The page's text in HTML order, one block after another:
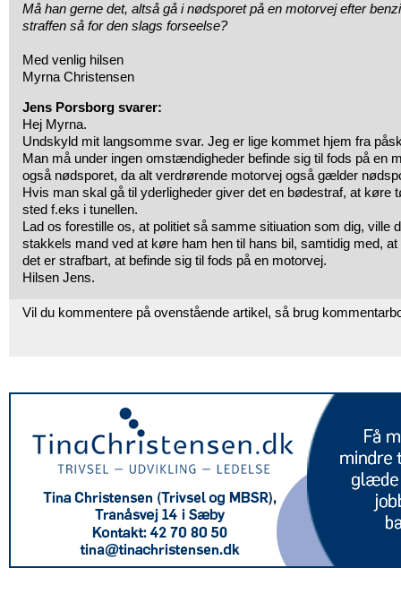
Må han gerne det, altså gå i nødsporet på en motorvej efter
straffen så for den slags forseelse?
Med venlig hilsen
Myrna Christensen
Jens Porsborg svarer:
Hej Myrna.
Undskyld mit langsomme svar. Jeg er lige kommet hjem fra
Man må under ingen omstændigheder befinde sig til fods på en
også nødsporet, da alt verdrørende motorvej også gælder
Hvis man skal gå til yderligheder giver det en bødestraf, at køre
sted f.eks i tunellen.
Lad os forestille os, at politiet så samme sitiuation som dig, ville
stakkels mand ved at køre ham hen til hans bil, samtidig med,
det er strafbart, at befinde sig til fods på en motorvej.
Hilsen Jens.
Vil du kommentere på ovenstående artikel, så brug